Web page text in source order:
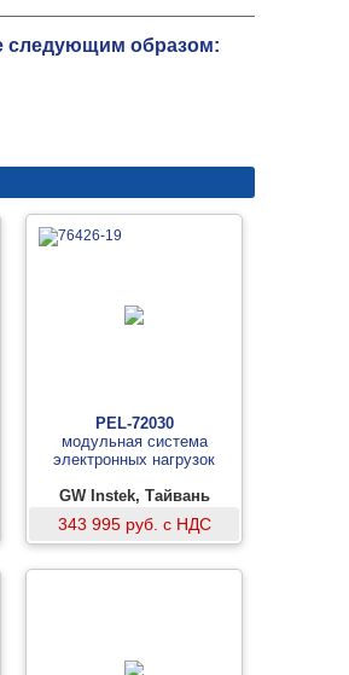
следующим образом:
PEL-72030
модульная система
электронных нагрузок
GW Instek, Тайвань
343 995 руб. с НДС